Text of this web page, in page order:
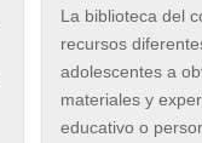
La biblioteca del
recursos
adolescentes a
materiales y
educativo o